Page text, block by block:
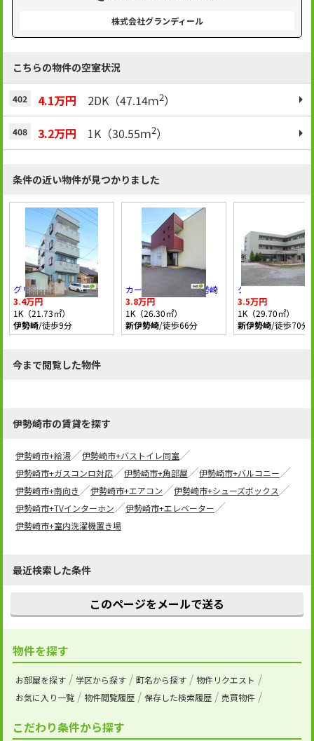
株式会社グランディール
こちらの物件の空室状況
402 4.1万円 2DK（47.14ｍ2）
408 3.2万円 1K（30.55ｍ2）
条件の近い物件が見つかりました
グリーンマンション
3.4万円
1K（21.73㎡）
伊勢崎/徒歩9分
カーサ・ピッコラ伊勢崎
3.8万円
1K（26.30㎡）
新伊勢崎/徒歩66分
グリーングラス
3.5万円
1K（29.70㎡）
新伊勢崎/徒歩70分
今まで閲覧した物件
伊勢崎市の賃貸を探す
伊勢崎市+給湯
伊勢崎市+バストイレ同室
伊勢崎市+ガスコンロ対応
伊勢崎市+角部屋
伊勢崎市+バルコニー
伊勢崎市+南向き
伊勢崎市+エアコン
伊勢崎市+シューズボックス
伊勢崎市+TVインターホン
伊勢崎市+エレベーター
伊勢崎市+室内洗濯機置き場
最近検索した条件
このページをメールで送る
物件を探す
お部屋を探す 学区から探す 町名から探す
物件リクエスト
お気に入り一覧
物件閲覧履歴 保存した検索履歴 売買物件
こだわり条件から探す